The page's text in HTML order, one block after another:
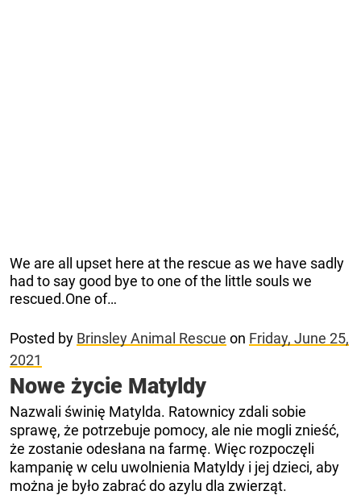
We are all upset here at the rescue as we have sadly
had to say good bye to one of the little souls we
rescued.One of…
Posted by Brinsley Animal Rescue on Friday, June 25,
2021
Nowe życie Matyldy
Nazwali świnię Matylda. Ratownicy zdali sobie
sprawę, że potrzebuje pomocy, ale nie mogli znieść,
że zostanie odesłana na farmę. Więc rozpoczęli
kampanię w celu uwolnienia Matyldy i jej dzieci, aby
można je było zabrać do azylu dla zwierząt.